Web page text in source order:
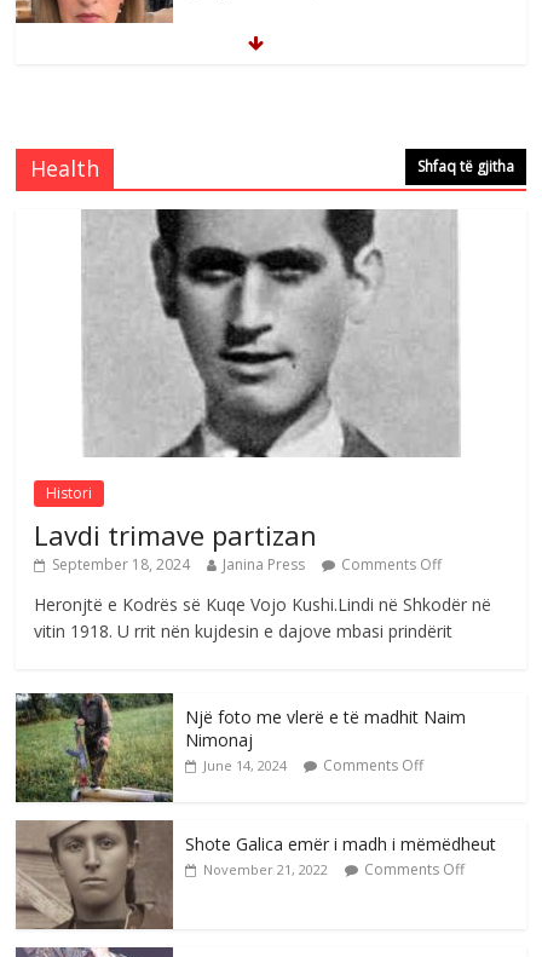
Comments Off
Çlirimtari Mentor Mushkolaj nderohet
me mirenjohje nga Xhevdet Qeriqi Dega
e invalidëve në Fushë Kosovë
August 4, 2026 Comments Off
Sulm , pse të dua ty
August 8, 2026 Comments Off
Health Shfaq të gjitha
Histori
Lavdi trimave partizan
September 18, 2024 Janina Press Comments Off
Heronjtë e Kodrës së Kuqe Vojo Kushi.Lindi në Shkodër në
vitin 1918. U rrit nën kujdesin e dajove mbasi prindërit
Një foto me vlerë e të madhit Naim
Nimonaj
June 14, 2024 Comments Off
Shote Galica emër i madh i mëmëdheut
November 21, 2022 Comments Off